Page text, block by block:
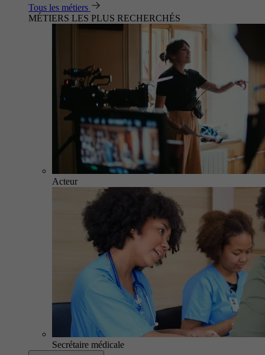
Tous les métiers
MÉTIERS LES PLUS RECHERCHÉS
Acteur
Secrétaire médicale